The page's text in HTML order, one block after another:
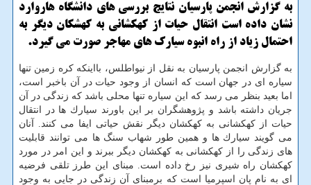
به گزارش انجمن پارسیان نتایج بررسی های دانشگاه هاروارد
نشان داده است انتقال حیات از كهكشانی به كهشكان دیگر به
احتمال زیاد از راه انبوه سیارك های مهاجر صورت می گیرد.
به گزارش انجمن پارسیان به نقل از نیواطلس، بااینكه كره زمین تنها
سیاره ای در جهان است كه انسان از وجود حیات در آن باخبر است،
اما بعید بنظر می رسد كه این سیاره تنها محلی باشد كه زندگی در آن
جریان داشته باشد و پژوهشگران بر این باورند سیارك ها در انتقال
حیات از كهكشانی به كهكشان دیگر نقش حیاتی ایفا می كنند. آنان
می گویند سیارك ها و همین طور شهاب سنگ ها می توانند قابلیت
های زندگی را از كهكشانی به كهكشان دیگر ببرند و این امر در مورد
كهكشان راه شیری نیز رخ داده است. مبنای این طرز تلقی فرضیه
ای به نام پان اسپرمیا است كه برمبنای آن زندگی در جایی به وجود